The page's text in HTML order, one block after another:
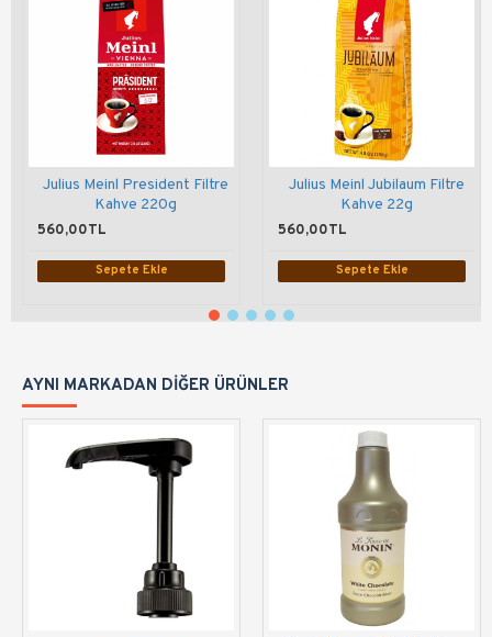
Julius Meinl President Filtre
Kahve 220g
560,00TL
Sepete Ekle
Julius Meinl Jubilaum Filtre
Kahve 22g
560,00TL
Sepete Ekle
AYNI MARKADAN DIĞER ÜRÜNLER